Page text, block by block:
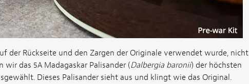
der Rückseite und den Zargen der Originale verwendet wurde, nicht
das 5A Madagaskar Palisander (Dalbergia baronii) der höchsten
Dieses Palisander sieht aus und klingt wie das Original.